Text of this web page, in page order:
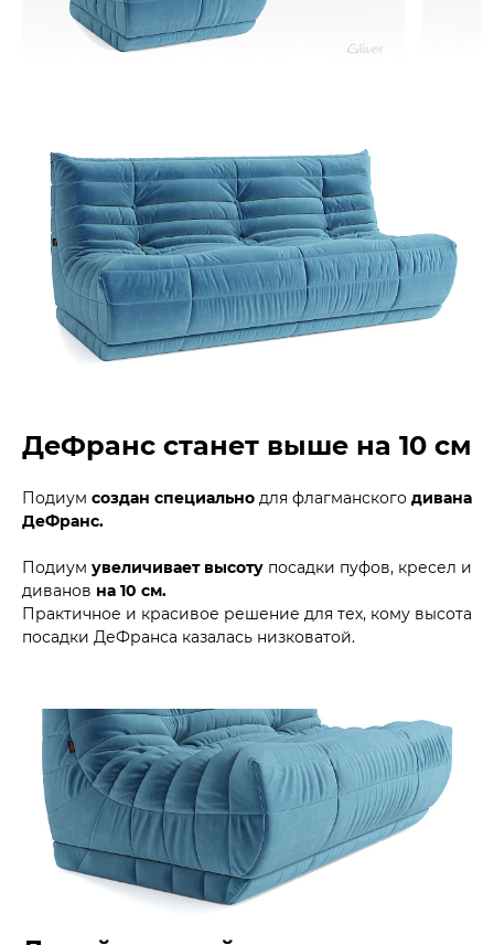
ДеФранс станет выше на 10 см
Подиум создан специально для флагманского дивана
ДеФранс.
Подиум увеличивает высоту посадки пуфов, кресел и
диванов на 10 см.
Практичное и красивое решение для тех, кому высота
посадки ДеФранса казалась низковатой.